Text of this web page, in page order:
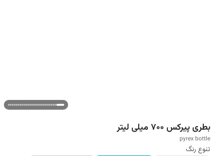
بطری پیرکس 700 میلی لیتر
pyrex bottle
تنوع رنگ